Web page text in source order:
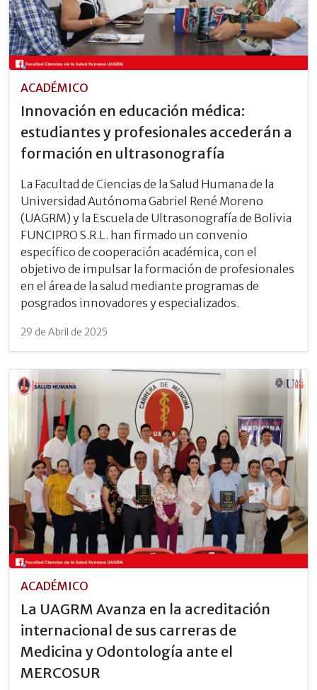
ACADÉMICO
Innovación en educación médica:
estudiantes y profesionales accederán a
formación en ultrasonografía
La Facultad de Ciencias de la Salud Humana de la
Universidad Autónoma Gabriel René Moreno
(UAGRM) y la Escuela de Ultrasonografía de Bolivia
FUNCIPRO S.R.L. han firmado un convenio
específico de cooperación académica, con el
objetivo de impulsar la formación de profesionales
en el área de la salud mediante programas de
posgrados innovadores y especializados.
29 de Abril de 2025
ACADÉMICO
La UAGRM Avanza en la acreditación
internacional de sus carreras de
Medicina y Odontología ante el
MERCOSUR